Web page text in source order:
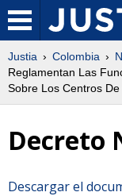
Justia Colombia
Reglamentan Las
Sobre Los Centros De
Decreto
Descargar el